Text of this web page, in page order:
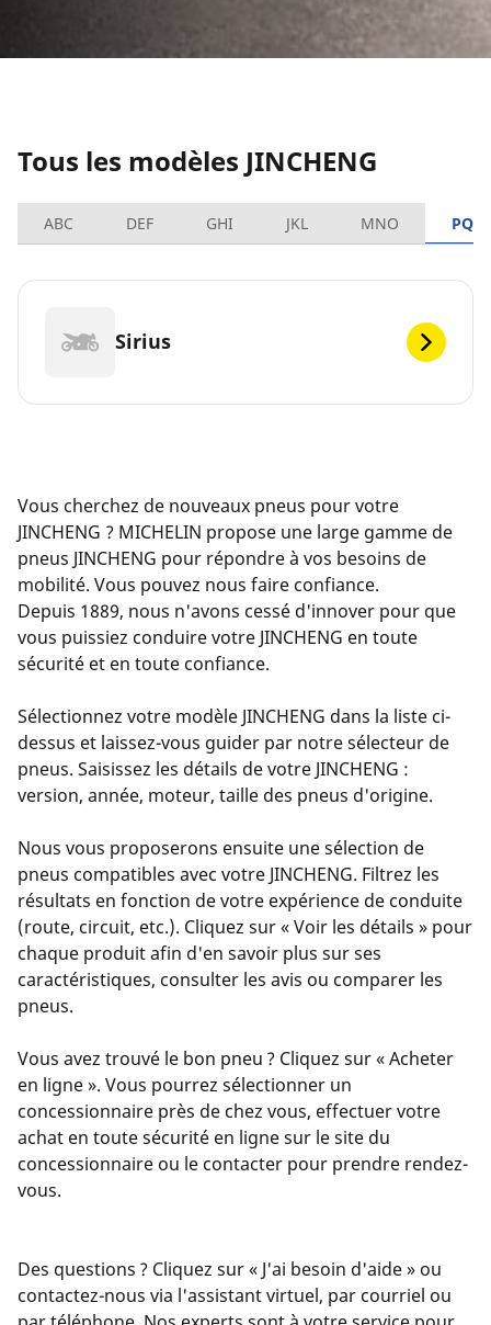
Tous les modèles JINCHENG
ABC DEF GHI JKL MNO PQRS
Sirius
Vous cherchez de nouveaux pneus pour votre
JINCHENG ? MICHELIN propose une large gamme de
pneus JINCHENG pour répondre à vos besoins de
mobilité. Vous pouvez nous faire confiance.
Depuis 1889, nous n'avons cessé d'innover pour que
vous puissiez conduire votre JINCHENG en toute
sécurité et en toute confiance.
Sélectionnez votre modèle JINCHENG dans la liste ci-
dessus et laissez-vous guider par notre sélecteur de
pneus. Saisissez les détails de votre JINCHENG :
version, année, moteur, taille des pneus d'origine.
Nous vous proposerons ensuite une sélection de
pneus compatibles avec votre JINCHENG. Filtrez les
résultats en fonction de votre expérience de conduite
(route, circuit, etc.). Cliquez sur « Voir les détails » pour
chaque produit afin d'en savoir plus sur ses
caractéristiques, consulter les avis ou comparer les
pneus.
Vous avez trouvé le bon pneu ? Cliquez sur « Acheter
en ligne ». Vous pourrez sélectionner un
concessionnaire près de chez vous, effectuer votre
achat en toute sécurité en ligne sur le site du
concessionnaire ou le contacter pour prendre rendez-
vous.
Des questions ? Cliquez sur « J'ai besoin d'aide » ou
contactez-nous via l'assistant virtuel, par courriel ou